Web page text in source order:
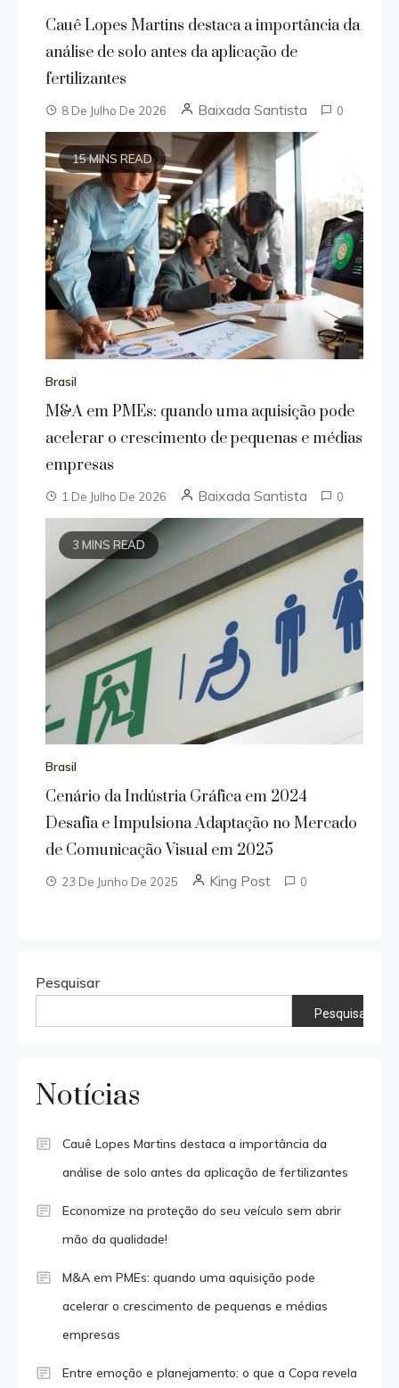
Cauê Lopes Martins destaca a importância da
análise de solo antes da aplicação de
fertilizantes
8 De Julho De 2026 Baixada Santista 0
15 MINS READ
Brasil
M&A em PMEs: quando uma aquisição pode
acelerar o crescimento de pequenas e médias
empresas
1 De Julho De 2026 Baixada Santista 0
3 MINS READ
Brasil
Cenário da Indústria Gráfica em 2024
Desafia e Impulsiona Adaptação no Mercado
de Comunicação Visual em 2025
23 De Junho De 2025 King Post 0
Pesquisar
Pesquisar
Notícias
Cauê Lopes Martins destaca a importância da
análise de solo antes da aplicação de fertilizantes
Economize na proteção do seu veículo sem abrir
mão da qualidade!
M&A em PMEs: quando uma aquisição pode
acelerar o crescimento de pequenas e médias
empresas
Entre emoção e planejamento: o que a Copa revela